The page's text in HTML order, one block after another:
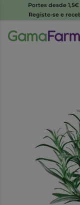
Portes desde
Registe-se e